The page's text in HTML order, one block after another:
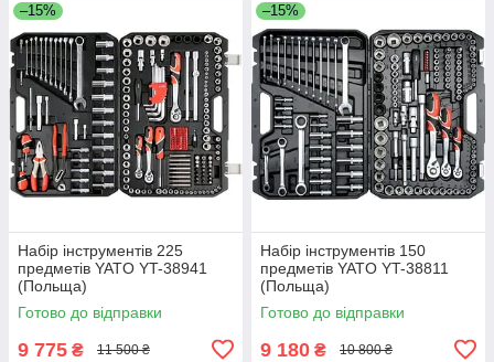
–15%
Набір інструментів 225
предметів YATO YT-38941
(Польща)
Готово до відправки
9 775 ₴ 11 500 ₴
–15%
Набір інструментів 150
предметів YATO YT-38811
(Польща)
Готово до відправки
9 180 ₴ 10 800 ₴